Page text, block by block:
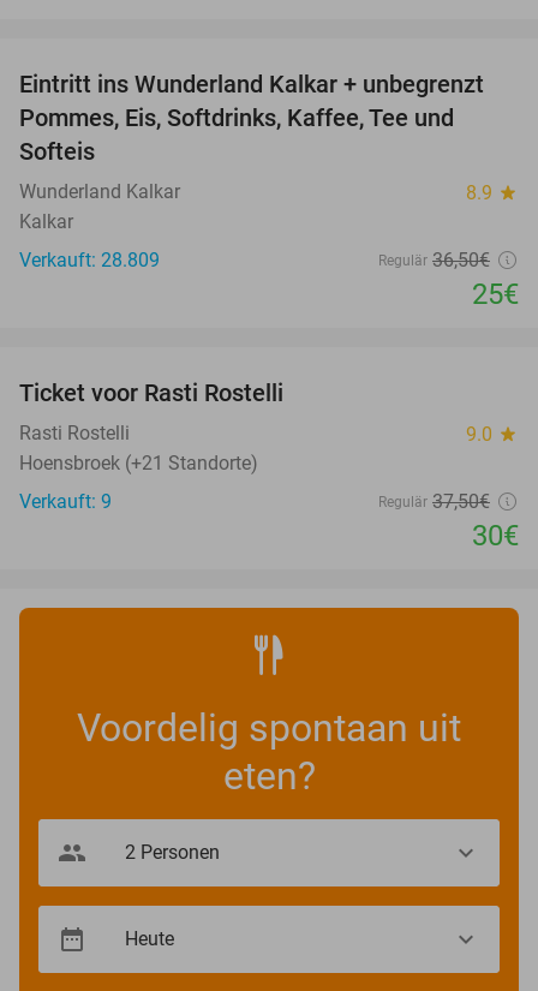
32%
Eintritt ins Wunderland Kalkar + unbegrenzt
Pommes, Eis, Softdrinks, Kaffee, Tee und
Softeis
Wunderland Kalkar 8.9 star
Kalkar
Verkauft: 28.809
Regulär 36,50€
25€
TODAY
Ticket voor Rasti Rostelli
Rasti Rostelli 9.0 star
Hoensbroek (+21 Standorte)
Verkauft: 9
Regulär 37,50€
30€
Voordelig spontaan uit
eten?